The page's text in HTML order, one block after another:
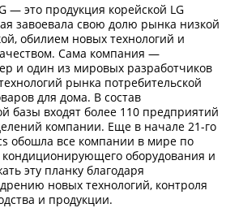
— это продукция корейской LG
завоевала свою долю рынка низкой
обилием новых технологий и
Сама компания —
и один из мировых разработчиков
рынка потребительской
для дома. В состав
базы входят более 110 предприятий
компании. Еще в начале 21-го
обошла все компании в мире по
оборудования и
эту планку благодаря
новых технологий, контроля
и продукции.